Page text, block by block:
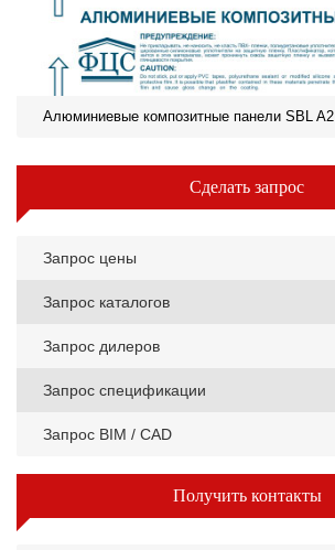
Алюминиевые композитные панели SBL A2
Сделать запрос
Запрос цены
Запрос каталогов
Запрос дилеров
Запрос спецификации
Запрос BIM / CAD
Получить контакты